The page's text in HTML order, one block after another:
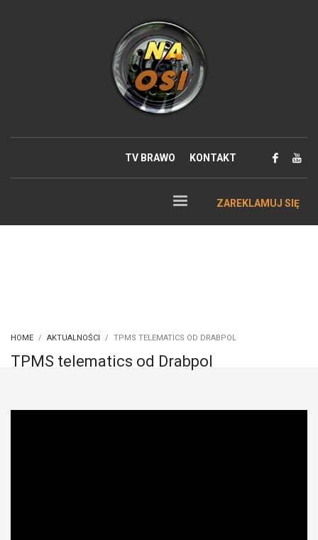
TV BRAWO KONTAKT
ZAREKLAMUJ SIĘ
HOME AKTUALNOŚCI TPMS TELEMATICS OD DRABPOL
TPMS telematics od Drabpol